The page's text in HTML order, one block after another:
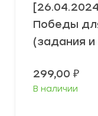
Победы
(задания и
299,00 ₽
В наличии